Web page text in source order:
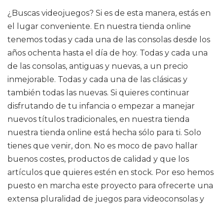
¿Buscas videojuegos? Si es de esta manera, estás en
el lugar conveniente. En nuestra tienda online
tenemos todas y cada una de las consolas desde los
años ochenta hasta el día de hoy. Todas y cada una
de las consolas, antiguas y nuevas, a un precio
inmejorable. Todas y cada una de las clásicas y
también todas las nuevas. Si quieres continuar
disfrutando de tu infancia o empezar a manejar
nuevos títulos tradicionales, en nuestra tienda
nuestra tienda online está hecha sólo para ti. Solo
tienes que venir, don. No es moco de pavo hallar
buenos costes, productos de calidad y que los
artículos que quieres estén en stock. Por eso hemos
puesto en marcha este proyecto para ofrecerte una
extensa pluralidad de juegos para videoconsolas y